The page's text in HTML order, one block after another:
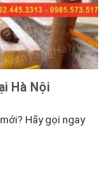
Hà Nội
Hãy gọi ngay